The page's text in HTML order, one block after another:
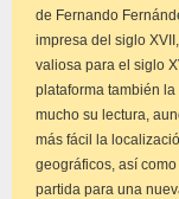
de Fernando
impresa del siglo
valiosa para el siglo
plataforma también
mucho su lectura,
más fácil la
geográficos, así
partida para una